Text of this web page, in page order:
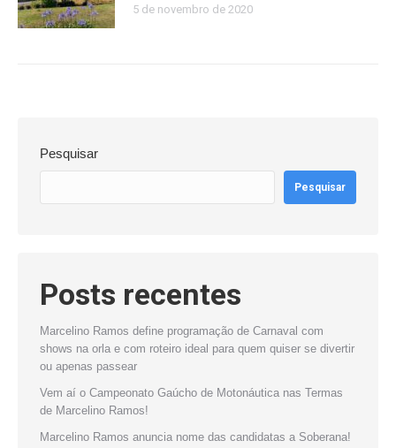
5 de novembro de 2020
Pesquisar
Pesquisar
Posts recentes
Marcelino Ramos define programação de Carnaval com
shows na orla e com roteiro ideal para quem quiser se divertir
ou apenas passear
Vem aí o Campeonato Gaúcho de Motonáutica nas Termas
de Marcelino Ramos!
Marcelino Ramos anuncia nome das candidatas a Soberana!